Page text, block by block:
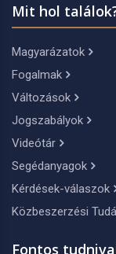
Mit hol
Magyarázatok
Fogalmak
Változások
Jogszabályok
Videótár
Segédanyagok
Kérdések-válaszok
Közbeszerzési
Fontos